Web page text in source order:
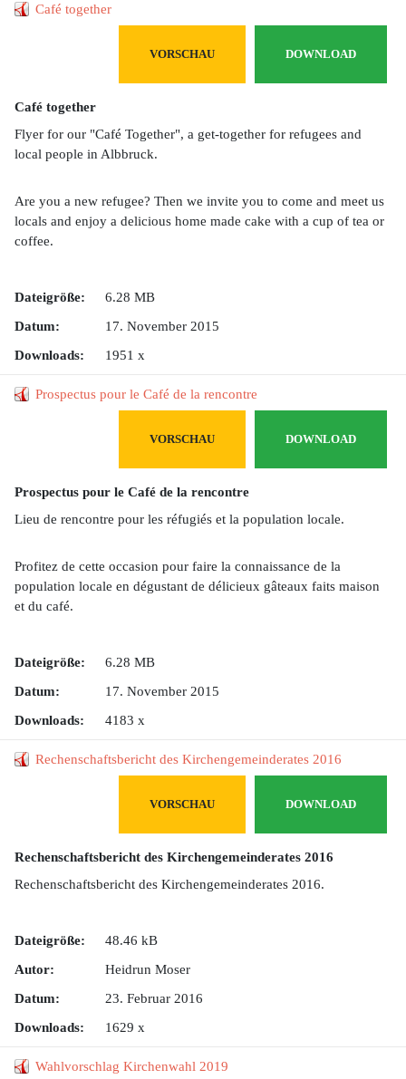
Café together
DOWNLOAD
VORSCHAU
Café together
Flyer for our "Café Together", a get-together for refugees and
local people in Albbruck.
Are you a new refugee? Then we invite you to come and meet us
locals and enjoy a delicious home made cake with a cup of tea or
coffee.
Dateigröße:
6.28 MB
Datum:
17. November 2015
Downloads:
1951 x
Prospectus pour le Café de la rencontre
DOWNLOAD
VORSCHAU
Prospectus pour le Café de la rencontre
Lieu de rencontre pour les réfugiés et la population locale.
Profitez de cette occasion pour faire la connaissance de la
population locale en dégustant de délicieux gâteaux faits maison
et du café.
Dateigröße:
6.28 MB
Datum:
17. November 2015
Downloads:
4183 x
Rechenschaftsbericht des Kirchengemeinderates 2016
DOWNLOAD
VORSCHAU
Rechenschaftsbericht des Kirchengemeinderates 2016
Rechenschaftsbericht des Kirchengemeinderates 2016.
Dateigröße:
48.46 kB
Autor:
Heidrun Moser
Datum:
23. Februar 2016
Downloads:
1629 x
Wahlvorschlag Kirchenwahl 2019